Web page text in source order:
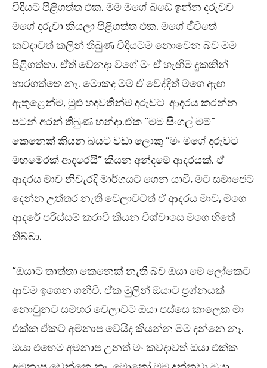
විදියට පිළිගත්ත එක. මම මගේ බඩේ ඉන්න දරුවව
මගේ දරුවා කියලා පිළිගත්ත එක. මගේ ජීවිතේ
කවදාවත් කලින් තිබුණ විදියටම නොවෙන බව මම
පිළිගත්තා. ඒත් වෙනදා වගේ මං ඒ හැඟීම දුකකින්
භාරගත්තෙ නෑ. මොකද මම ඒ වෙද්දිත් මගෙ ඇඟ
ඇතුළෙන්ම, මුළු හදවතින්ම දරුවට ආදරය කරන්න
පටන් අරන් තිබුණ හන්දා.ඒක “මම සිංගල් මම්”
කෙනෙක් කියන බයට වඩා ලොකු “මං මගේ දරුවට
මහමෙරක් ආදරෙයි” කියන අන්දමේ ආදරයක්. ඒ
ආදරය මාව නිවැරදි මාර්ගයට ගෙන යාවි, මට සමාජෙට
දෙන්න උත්තර නැති වෙලාවටත් ඒ ආදරය මාව, මගෙ
ආදරේ පරිස්සම් කරාවි කියන විශ්වාසෙ මගෙ හිතේ
තිබ්බා.
“ඔයාට තාත්තා කෙනෙක් නැති බව ඔයා මේ ලෝකෙට
ආවම ඉගෙන ගනීවි. ඒක මුලින් ඔයාට ප්‍රශ්නයක්
නොවුනට සමහර වෙලාවට ඔයා පස්සෙ කාලෙක මා
එක්ක ඒකට අමනාප වෙයිද කියන්න මම දන්නෙ නෑ.
ඔයා එහෙම අමනාප උනත් මං කවදාවත් ඔයා එක්ක